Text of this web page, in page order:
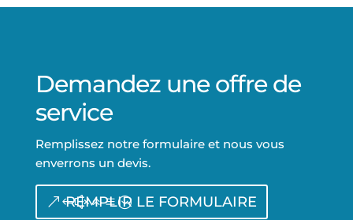
Demandez une offre de
service
Remplissez notre formulaire et nous vous
enverrons un devis.
REMPLIR LE FORMULAIRE